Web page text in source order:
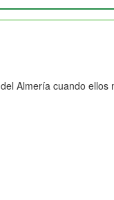
Almería cuando ellos